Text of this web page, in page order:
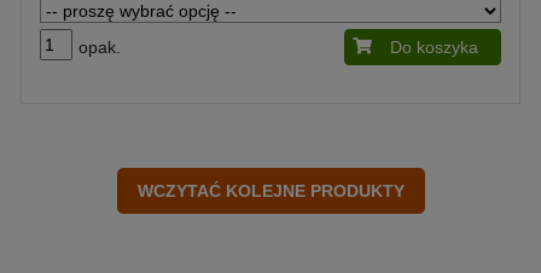
opak. Do koszyka